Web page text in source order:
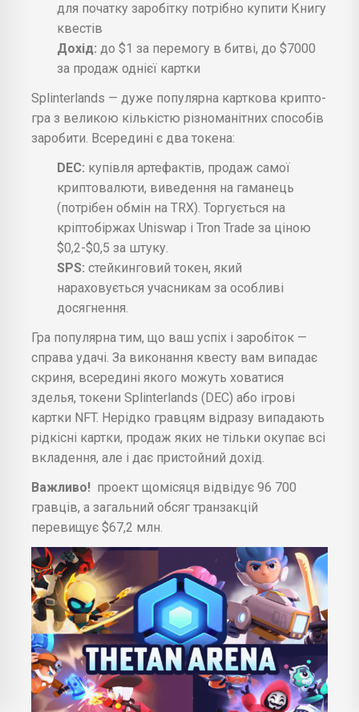
для початку заробітку потрібно купити Книгу
квестів
Дохід: до $1 за перемогу в битві, до $7000
за продаж однієї картки
Splinterlands — дуже популярна карткова крипто-
гра з великою кількістю різноманітних способів
заробити. Всередині є два токена:
DEC: купівля артефактів, продаж самої
криптовалюти, виведення на гаманець
(потрібен обмін на TRX). Торгується на
кріптобіржах Uniswap і Tron Trade за ціною
$0,2-$0,5 за штуку.
SPS: стейкинговий токен, який
нараховується учасникам за особливі
досягнення.
Гра популярна тим, що ваш успіх і заробіток —
справа удачі. За виконання квесту вам випадає
скриня, всередині якого можуть ховатися
зделья, токени Splinterlands (DEC) або ігрові
картки NFT. Нерідко гравцям відразу випадають
рідкісні картки, продаж яких не тільки окупає всі
вкладення, але і дає пристойний дохід.
Важливо! проект щомісяця відвідує 96 700
гравців, а загальний обсяг транзакцій
перевищує $67,2 млн.